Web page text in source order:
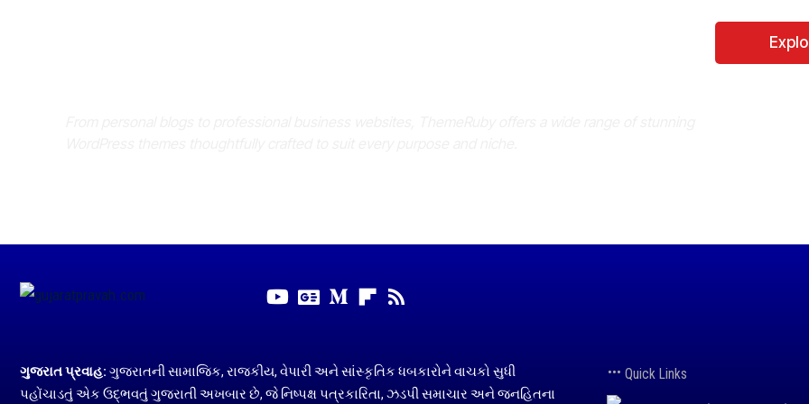
ગુજરાત પ્રવાહ: ગુજરાતની સામાજિક, રાજકીય, વેપારી અને સાંસ્કૃતિક ધબકારોને વાચકો સુધી
પહોંચાડતું એક ઉદ્ભવતું ગુજરાતી અખબાર છે, જે નિષ્પક્ષ પત્રકારિતા, ઝડપી સમાચાર અને જનહિતના
Quick Links